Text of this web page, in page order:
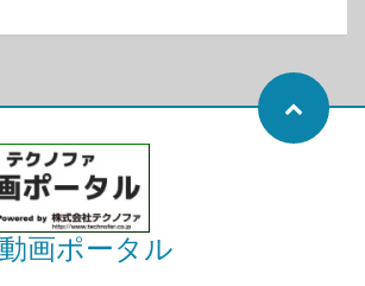
画ポータル